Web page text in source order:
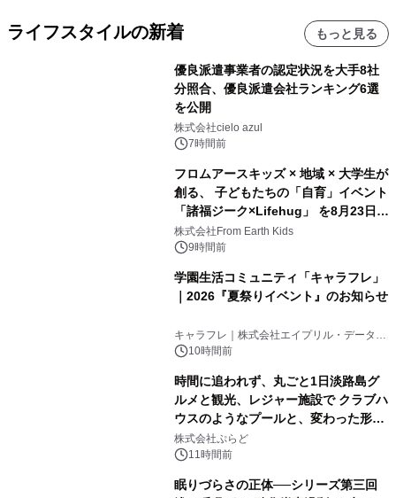
ライフスタイルの新着 もっと見る
優良派遣事業者の認定状況を大手8社
分照合、優良派遣会社ランキング6選
を公開
株式会社cielo azul
7時間前
フロムアースキッズ × 地域 × 大学生が
創る、 子どもたちの「自育」イベント
「諸福ジーク×Lifehug」 を8月23日
(日)開催
株式会社From Earth Kids
9時間前
学園生活コミュニティ「キャラフレ」
｜2026『夏祭りイベント』のお知らせ
キャラフレ｜株式会社エイプリル・データ・
デザインズ
10時間前
時間に追われず、丸ごと1日淡路島グ
ルメと観光、レジャー施設で クラブハ
ウスのようなプールと、変わった形の
サウナも 「THE BOXY AWAJI」のお
得な素泊まり連泊プランで
株式会社ぷらど
11時間前
眠りづらさの正体──シリーズ第三回